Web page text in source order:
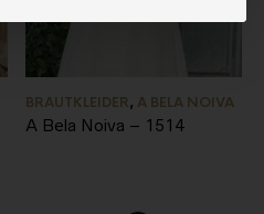
BRAUTKLEIDER, A BELA NOIVA
A Bela Noiva – 1514